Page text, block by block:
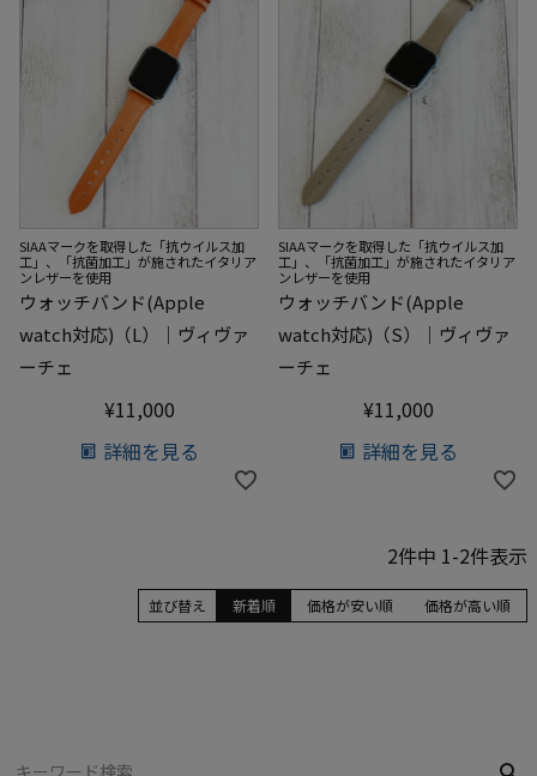
SIAAマークを取得した「抗ウイルス加
工」、「抗菌加工」が施されたイタリア
ンレザーを使用
ウォッチバンド(Apple
watch対応)（L）｜ヴィヴァ
ーチェ
¥11,000
詳細を見る
SIAAマークを取得した「抗ウイルス加
工」、「抗菌加工」が施されたイタリア
ンレザーを使用
ウォッチバンド(Apple
watch対応)（S）｜ヴィヴァ
ーチェ
¥11,000
詳細を見る
並び替え 価格が安い順 価格が高い順
新着順
2件中 1-2件表示